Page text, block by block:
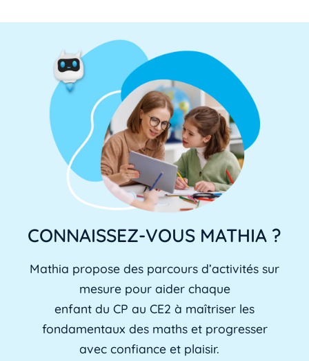
CONNAISSEZ-VOUS MATHIA ?
Mathia propose des parcours d’activités sur
mesure pour aider chaque
enfant du CP au CE2 à maîtriser les
fondamentaux des maths et progresser
avec confiance et plaisir.